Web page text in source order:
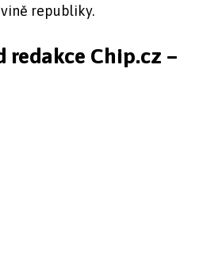
republiky.
Chip.cz –